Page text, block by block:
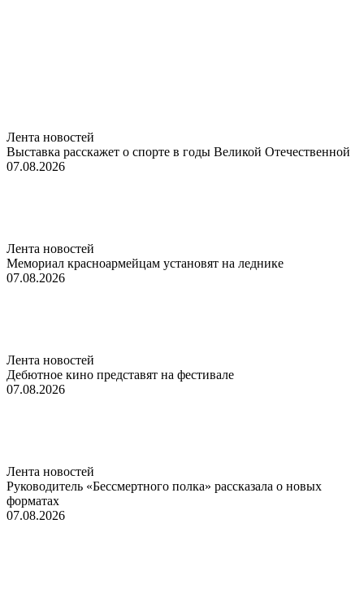
Лента новостей
Выставка расскажет о спорте в годы Великой Отечественной
07.08.2026
Лента новостей
Мемориал красноармейцам установят на леднике
07.08.2026
Лента новостей
Дебютное кино представят на фестивале
07.08.2026
Лента новостей
Руководитель «Бессмертного полка» рассказала о новых
форматах
07.08.2026